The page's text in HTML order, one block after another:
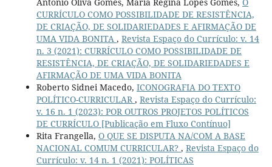
CURRÍCULO COMO POSSIBILIDADE DE RESISTÊNCIA,
DE CRIAÇÃO, DE SOLIDARIEDADES E AFIRMAÇÃO DE
UMA VIDA BONITA , Revista Espaço do Currículo: v. 14
n. 3 (2021): CURRÍCULO COMO POSSIBILIDADE DE
RESISTÊNCIA, DE CRIAÇÃO, DE SOLIDARIEDADES E
AFIRMAÇÃO DE UMA VIDA BONITA
Roberto Sidnei Macedo, ICONOGRAFIA DO TEXTO
POLÍTICO-CURRICULAR, Revista Espaço do Currículo:
v. 16 n. 1 (2023): POR OUTROS PROJETOS POLÍTICOS
DE CURRÍCULO [Publicação em Fluxo Contínuo]
Rita Frangella, O QUE SE DISPUTA NA/COM A BASE
NACIONAL COMUM CURRICULAR? , Revista Espaço do
Currículo: v. 14 n. 1 (2021): POLÍTICAS